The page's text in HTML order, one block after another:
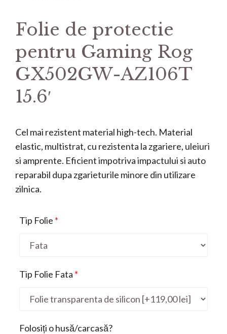
Folie de protectie
pentru Gaming Rog
GX502GW-AZ106T
15.6′
Cel mai rezistent material high-tech. Material
elastic, multistrat, cu rezistenta la zgariere, uleiuri
si amprente. Eficient impotriva impactului si auto
reparabil dupa zgarieturile minore din utilizare
zilnica.
Tip Folie *
Tip Folie Fata *
Folosiți o husă/carcasă?